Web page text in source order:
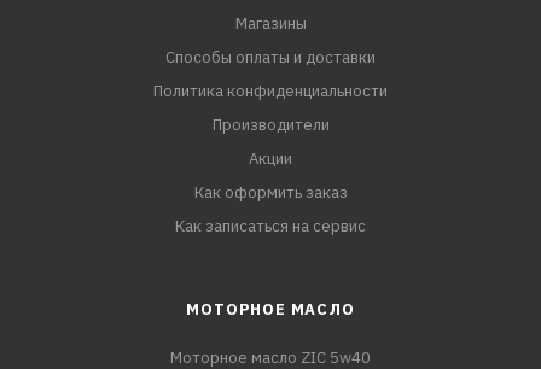
Магазины
Способы оплаты и доставки
Политика конфиденциальности
Производители
Акции
Как оформить заказ
Как записаться на сервис
МОТОРНОЕ МАСЛО
Моторное масло ZIC 5w40